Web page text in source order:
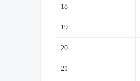
18
19
20
21